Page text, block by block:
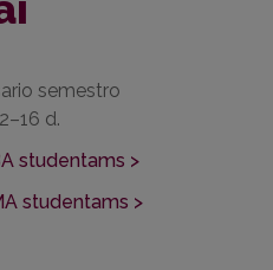
semestro
d.
studentams >
studentams >